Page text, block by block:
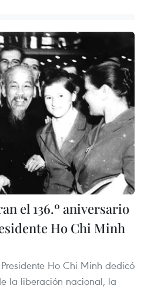
el 136.º aniversario
Ho Chi Minh
Ho Chi Minh dedicó
la liberación nacional, la